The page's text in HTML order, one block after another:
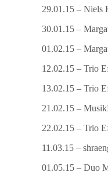
29.01.15 – Niels
30.01.15 –
01.02.15 –
12.02.15 – Trio
13.02.15 – Trio
21.02.15 –
22.02.15 – Trio
11.03.15 –
01.05.15 – Duo